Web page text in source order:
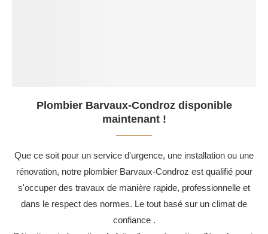
Plombier Barvaux-Condroz disponible
maintenant !
Que ce soit pour un service d'urgence, une installation ou une
rénovation, notre plombier Barvaux-Condroz est qualifié pour
s'occuper des travaux de manière rapide, professionnelle et
dans le respect des normes. Le tout basé sur un climat de
confiance .